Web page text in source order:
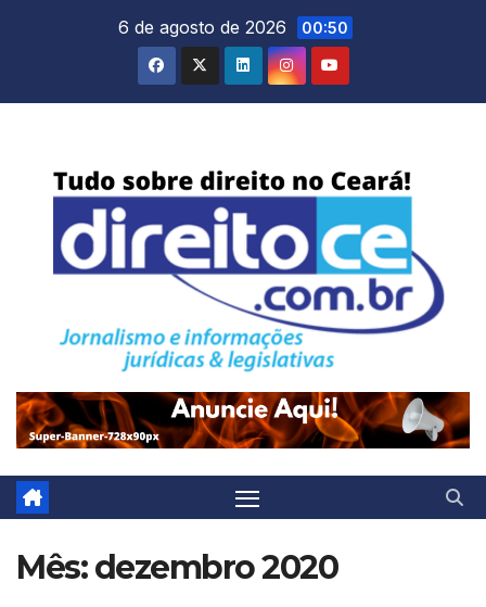
6 de agosto de 2026 00:50
Mês:dezembro 2020